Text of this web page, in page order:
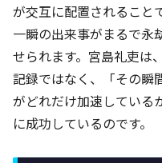
が交互に配置されること
一瞬の出来事がまるで永
せられます。宮島礼吏は
記録ではなく、「その瞬
がどれだけ加速している
に成功しているのです。